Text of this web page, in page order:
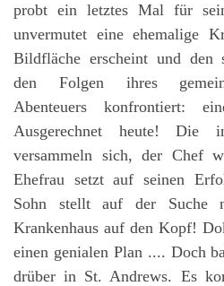
probt ein letztes Mal für
unvermutet eine ehemalige
Bildfläche erscheint und den
den Folgen ihres
Abenteuers konfrontiert:
Ausgerechnet heute! Die
versammeln sich, der Chef
Ehefrau setzt auf seinen
Sohn stellt auf der Suche
Krankenhaus auf den Kopf!
einen genialen Plan .... Doch
drüber in St. Andrews. Es